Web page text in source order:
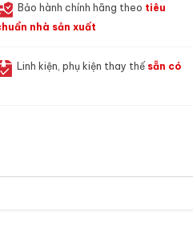
Bảo hành chính hãng theo tiêu
nhà sản xuất
Linh kiện, phụ kiện thay thế sẵn có